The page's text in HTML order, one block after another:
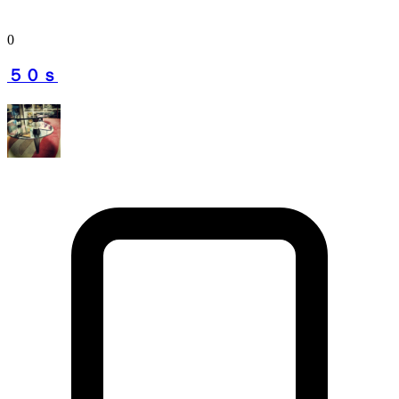
0
５０ｓ